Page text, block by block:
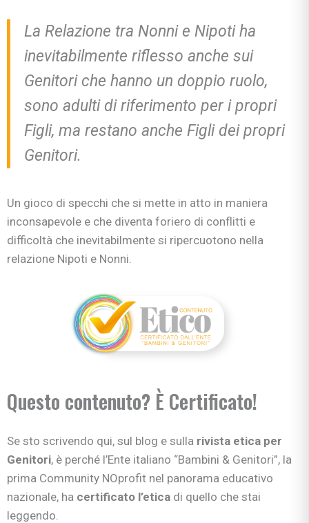
La Relazione tra Nonni e Nipoti ha
inevitabilmente riflesso anche sui
Genitori che hanno un doppio ruolo,
sono adulti di riferimento per i propri
Figli, ma restano anche Figli dei propri
Genitori.
Un gioco di specchi che si mette in atto in maniera
inconsapevole e che diventa foriero di conflitti e
difficoltà che inevitabilmente si ripercuotono nella
relazione Nipoti e Nonni.
Questo contenuto? È Certificato!
Se sto scrivendo qui, sul blog e sulla rivista etica per
Genitori, è perché l’Ente italiano “Bambini & Genitori”, la
prima Community NOprofit nel panorama educativo
nazionale, ha certificato l’etica di quello che stai
leggendo.